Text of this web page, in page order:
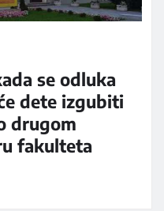
se odluka
dete izgubiti
drugom
fakulteta